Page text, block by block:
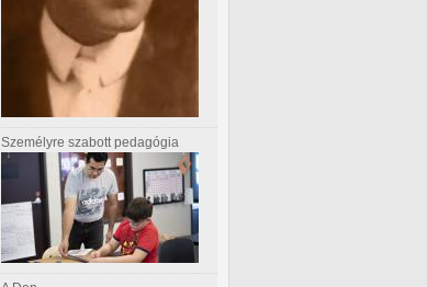
Személyre szabott pedagógia